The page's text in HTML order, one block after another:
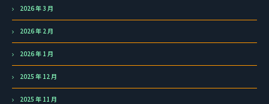
2026 年 3 月
2026 年 2 月
2026 年 1 月
2025 年 12 月
2025 年 11 月